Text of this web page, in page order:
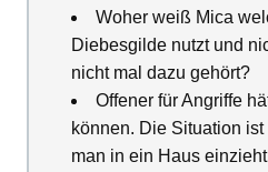
Woher weiß Mica
Diebesgilde nutzt und
nicht mal dazu gehört?
Offener für Angriffe
können. Die Situation
man in ein Haus